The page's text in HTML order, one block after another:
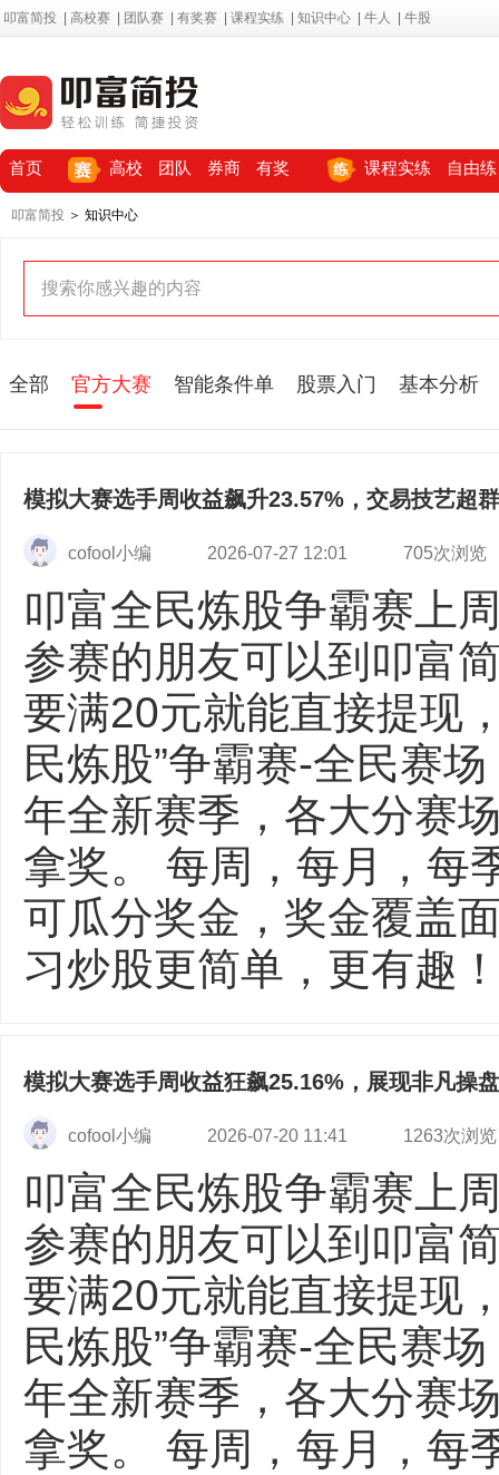
叩富简投 高校赛 团队赛 有奖赛 课程实练 知识中心 牛人 牛股
首页 高校 团队 券商 有奖 课程实练 自由练
叩富简投 ＞ 知识中心
全部 官方大赛 智能条件单 股票入门 基本分析
模拟大赛选手周收益飙升23.57%，交易技艺超
cofool小编 2026-07-27 12:01 705次浏览
叩富全民炼股争霸赛上
参赛的朋友可以到叩富
要满20元就能直接提现
民炼股”争霸赛-全民赛
年全新赛季，各大分赛
拿奖。 每周，每月，每
可瓜分奖金，奖金覆盖
习炒股更简单，更有趣
模拟大赛选手周收益狂飙25.16%，展现非凡操
cofool小编 2026-07-20 11:41 1263次浏览
叩富全民炼股争霸赛上
参赛的朋友可以到叩富
要满20元就能直接提现
民炼股”争霸赛-全民赛
年全新赛季，各大分赛
拿奖。 每周，每月，每